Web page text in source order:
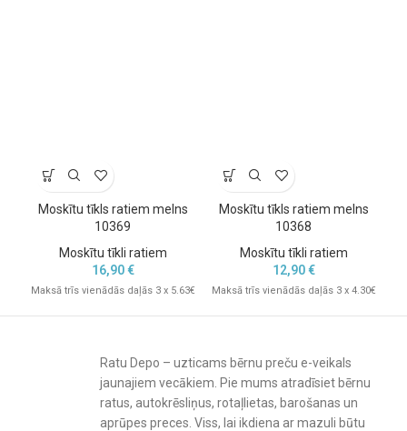
Galvenās priekšrocības
pilnīga aizsardzība pret kukaiņiem;
pilns pārklājums visai ratu daļai;
elpojošs un viegls materiāls;
mazgājams līdz 40 °C;
piemērots ikdienas lietošanai.
Moskītu tīkls sporta ratiem
ir neaizvietojams aksesuārs siltajā
laikā, kad kukaiņi var traucēt bērna komfortu. Tas palīdz
nodrošināt mierīgas un drošas pastaigas jebkurā laikā.
Moskītu tīkls ratiem melns
10369
Moskītu tīkli ratiem
16,90€
Maksā trīs vienādās daļās 3 x 5.63€
Moskītu tīkls ratiem melns
10368
Moskītu tīkli ratiem
12,90€
Maksā trīs vienādās daļās 3 x 4.30€
Ratu Depo – uzticams bērnu preču e-veikals
jaunajiem vecākiem. Pie mums atradīsiet bērnu
ratus, autokrēsliņus, rotaļlietas, barošanas un
aprūpes preces. Viss, lai ikdiena ar mazuli būtu